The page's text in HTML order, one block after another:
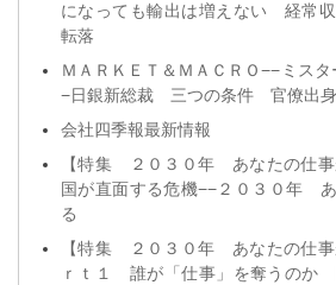
になっても輸出は増えない 経常
転落
ＭＡＲＫＥＴ＆ＭＡＣＲＯ−−ミス
−日銀新総裁 三つの条件 官僚出身
会社四季報最新情報
【特集 ２０３０年 あなたの仕事
国が直面する危機−−２０３０年
る
【特集 ２０３０年 あなたの仕事
ｒｔ１ 誰が「仕事」を奪うの